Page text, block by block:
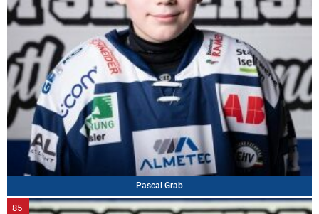
Pascal Grab
85